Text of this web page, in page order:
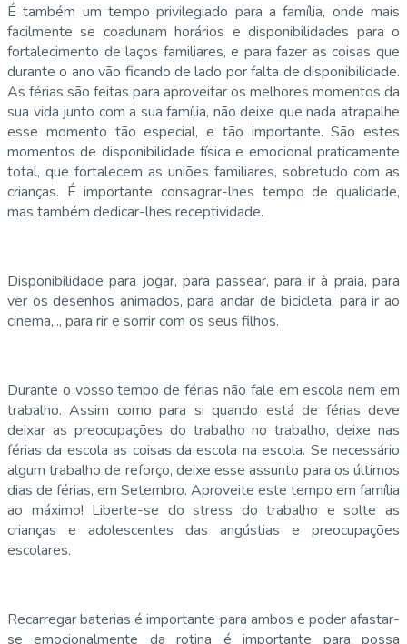
​É também um tempo privilegiado para a família, onde mais
facilmente se coadunam horários e disponibilidades para o
fortalecimento de laços familiares, e para fazer as coisas que
durante o ano vão ficando de lado por falta de disponibilidade.
As férias são feitas para aproveitar os melhores momentos da
sua vida junto com a sua família, não deixe que nada atrapalhe
esse momento tão especial, e tão importante. São estes
momentos de disponibilidade física e emocional praticamente
total, que fortalecem as uniões familiares, sobretudo com as
crianças. É importante consagrar-lhes tempo de qualidade,
mas também dedicar-lhes receptividade.
Disponibilidade para jogar, para passear, para ir à praia, para
ver os desenhos animados, para andar de bicicleta, para ir ao
cinema,.., para rir e sorrir com os seus filhos.
Durante o vosso tempo de férias não fale em escola nem em
trabalho. Assim como para si quando está de férias deve
deixar as preocupações do trabalho no trabalho, deixe nas
férias da escola as coisas da escola na escola. Se necessário
algum trabalho de reforço, deixe esse assunto para os últimos
dias de férias, em Setembro. Aproveite este tempo em família
ao máximo! Liberte-se do stress do trabalho e solte as
crianças e adolescentes das angústias e preocupações
escolares.
Recarregar baterias é importante para ambos e poder afastar-
se emocionalmente da rotina é importante para possa